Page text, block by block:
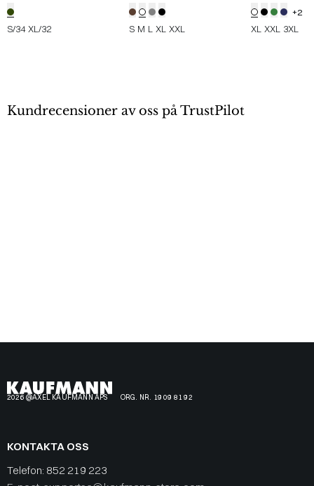
S/34 XL/32 S M L XL XXL
+2
XL XXL 3XL
Kundrecensioner av oss på TrustPilot
2026 @AXEL KAUFMANN APS ORG. NR. 19 09 81 92
KONTAKTA OSS
Telefon: 852 219 223